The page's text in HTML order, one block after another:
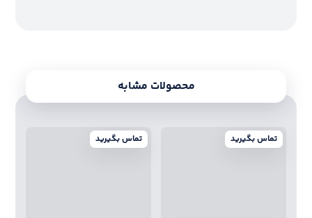
محصولات مشابه
تماس بگیرید تماس بگیرید